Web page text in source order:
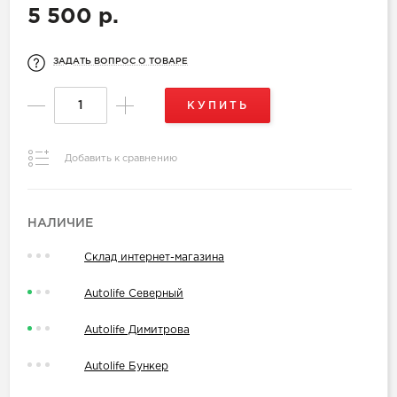
5 500 р.
ЗАДАТЬ ВОПРОС О ТОВАРЕ
КУПИТЬ
Добавить к сравнению
НАЛИЧИЕ
Склад интернет-магазина
Autolife Северный
Autolife Димитрова
Autolife Бункер